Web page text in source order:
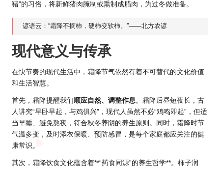
猪”的习俗，将新鲜猪肉腌制或熏制成腊肉，为过冬做准备。
谚语云：“霜降不摘柿，硬柿变软柿。”——北方农谚
现代意义与传承
在快节奏的现代生活中，霜降节气依然有着不可替代的文化价值
和生活智慧。
首先，霜降提醒我们顺应自然、调整作息。霜降后昼短夜长，古
人讲究“早卧早起，与鸡俱兴”，现代人虽然不必“鸡鸣即起”，但适
当早睡、避免熬夜，符合秋冬养阴的养生原则。同时，霜降时节
气温多变，及时添衣保暖、预防感冒，是每个家庭都应关注的健
康常识。
其次，霜降饮食文化蕴含着**“药食同源”的养生哲学**。柿子润